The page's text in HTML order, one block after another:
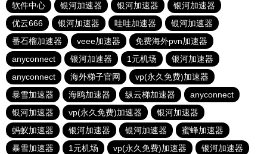
软件中心
银河加速器 银河加速器
银河加速器
优云666
银河加速器 哇哇加速器
银河加速器
番石榴加速器
veee加速器
免费海外pvn加速器
anyconnect
银河加速器 1元机场
银河加速器
anyconnect
海外梯子官网
vp(永久免费)加速器
暴雪加速器
海鸥加速器 纵云梯加速器
anyconnect
银河加速器
vp(永久免费)加速器
银河加速器
蚂蚁加速器
银河加速器 银河加速器
蜜蜂加速器
暴雪加速器
1元机场 vp(永久免费)加速器 银河加速器